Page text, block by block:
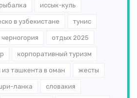
иссык-куль
в узбекистане тунис
черногория отдых 2025
корпоративный туризм
из ташкента в оман жесты
ланка словакия